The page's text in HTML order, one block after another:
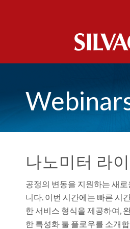
나노미터 라
공정의 변동을 지원하는 새
니다. 이번 시간에는 빠른 시
한 서비스 형식을 제공하여,
한 특성화 툴 플로우를 소개